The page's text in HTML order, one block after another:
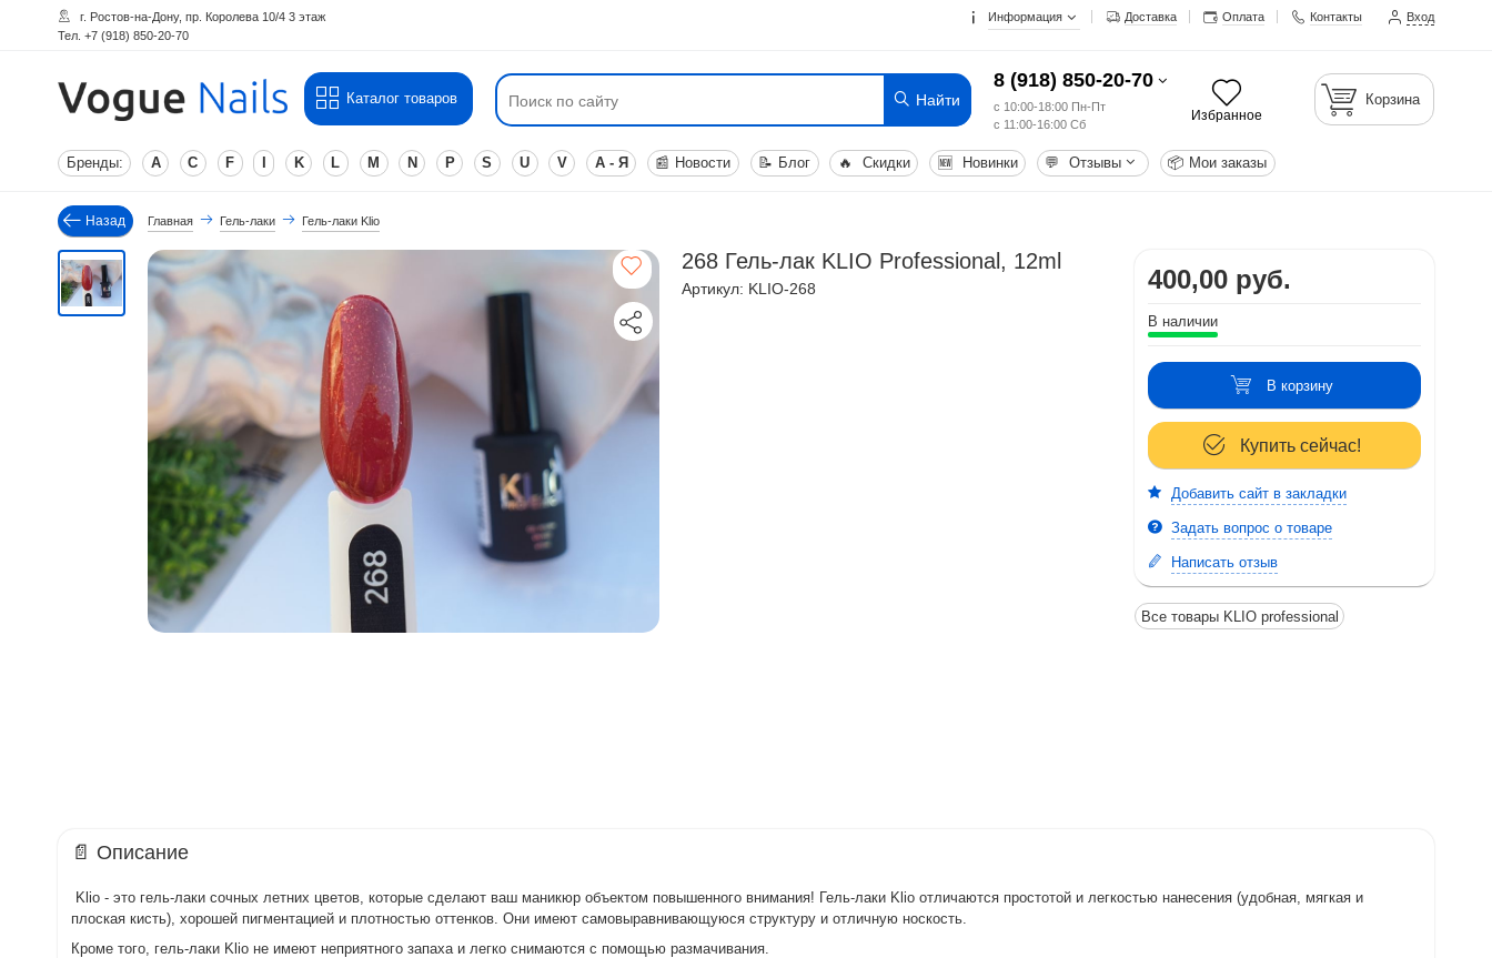
г. Ростов-на-Дону, пр. Королева 10/4 3 этаж
Тел. +7 (918) 850-20-70
Информация Доставка Оплата Контакты Вход
Каталог товаров Найти
8 (918) 850-20-70
с 10:00-18:00 Пн-Пт
с 11:00-16:00 Сб
Избранное
Корзина
Бренды: A C F K L M N P S U V А - Я 📰 Новости 📝 Блог 🔥 Скидки 🆕 Новинки 💬 Отзывы 📦 Мои заказы
Назад Главная Гель-лаки Гель-лаки Klio
268 Гель-лак KLIO Professional, 12ml
Артикул: KLIO-268 400,00 руб.
В наличии
В корзину
Купить сейчас!
Добавить сайт в закладки
Задать вопрос о товаре
Написать отзыв
Все товары KLIO professional
📄 Описание
Klio - это гель-лаки сочных летних цветов, которые сделают ваш маникюр объектом повышенного внимания! Гель-лаки Klio отличаются простотой и легкостью нанесения (удобная, мягкая и
плоская кисть), хорошей пигментацией и плотностью оттенков. Они имеют самовыравнивающуюся структуру и отличную носкость.
Кроме того, гель-лаки Klio не имеют неприятного запаха и легко снимаются с помощью размачивания.